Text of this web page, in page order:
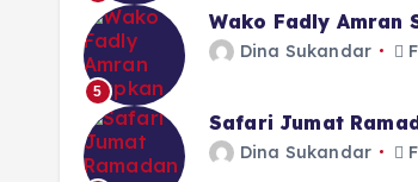
5
Wako Fadly Amran
Dina Sukandar
Safari Jumat
Dina Sukandar